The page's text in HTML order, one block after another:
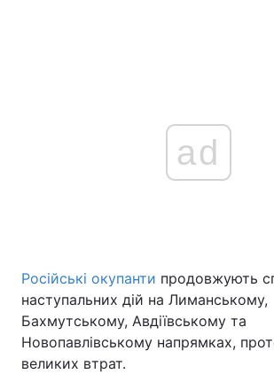
ad
Російські окупанти продовжують
наступальних дій на Лиманському,
Бахмутському, Авдіївському та
Новопавлівському напрямках,
великих втрат.